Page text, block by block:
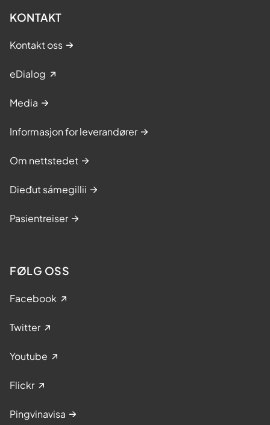
KONTAKT
Kontakt oss
eDialog
Media
Informasjon for leverandører
Om nettstedet
Dieđut sámegillii
Pasientreiser
FØLG OSS
Facebook
Twitter
Youtube
Flickr
Pingvinavisa